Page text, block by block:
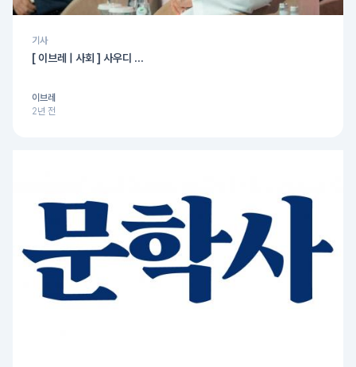
기사
[ 이브레 | 사회 ] 사우디 ...
이브레
2년 전